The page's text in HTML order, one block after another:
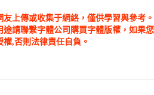
上傳或收集于網絡，僅供學習與參考。
請聯繫字體公司購買字體版權，如果您
,否則法律責任自負。